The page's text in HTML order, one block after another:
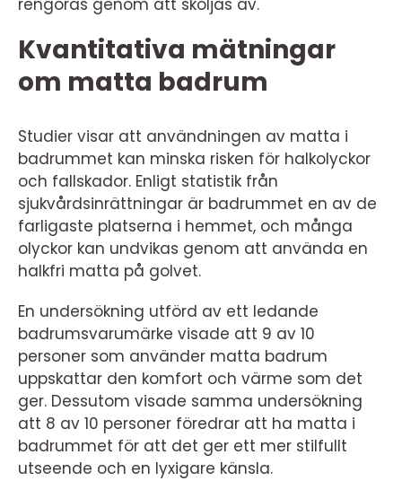
rengöras genom att sköljas av.
Kvantitativa mätningar
om matta badrum
Studier visar att användningen av matta i
badrummet kan minska risken för halkolyckor
och fallskador. Enligt statistik från
sjukvårdsinrättningar är badrummet en av de
farligaste platserna i hemmet, och många
olyckor kan undvikas genom att använda en
halkfri matta på golvet.
En undersökning utförd av ett ledande
badrumsvarumärke visade att 9 av 10
personer som använder matta badrum
uppskattar den komfort och värme som det
ger. Dessutom visade samma undersökning
att 8 av 10 personer föredrar att ha matta i
badrummet för att det ger ett mer stilfullt
utseende och en lyxigare känsla.